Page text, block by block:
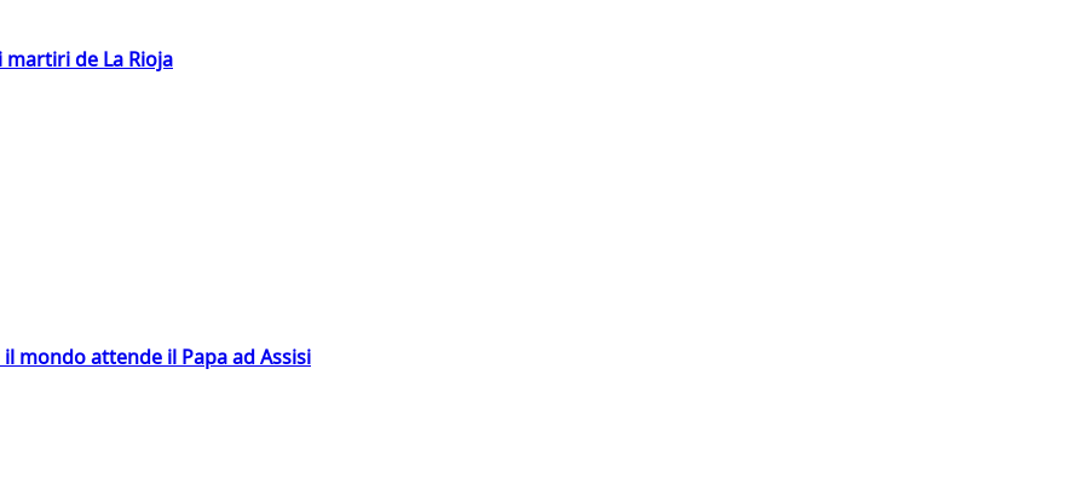
de La Rioja
mondo attende il Papa ad Assisi